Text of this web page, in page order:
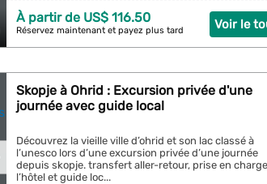
Voir le
À partir de US$ 116.50
Réservez maintenant et payez plus tard
Skopje à Ohrid : Excursion privée d'une
journée avec guide local
Découvrez la vieille ville d’ohrid et son lac classé à
l’unesco lors d’une excursion privée d’une journée
depuis skopje. transfert aller-retour, prise en
l’hôtel et guide loc...